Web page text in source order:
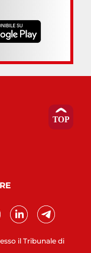
il Tribunale di